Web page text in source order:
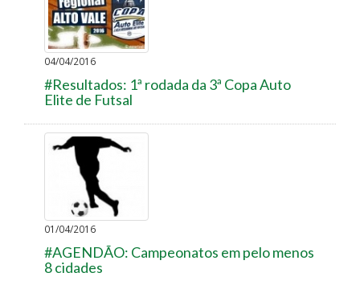
04/04/2016
#Resultados: 1ª rodada da 3ª Copa Auto
Elite de Futsal
01/04/2016
#AGENDÃO: Campeonatos em pelo menos
8 cidades